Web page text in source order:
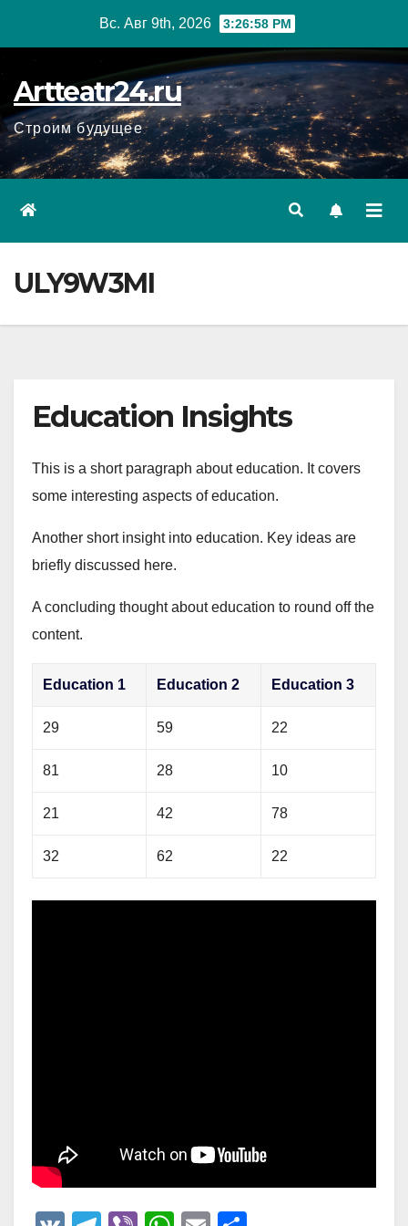
Вс. Авг 9th, 2026 3:26:59 PM
Artteatr24.ru
Строим будущее
ULY9W3MI
Education Insights
This is a short paragraph about education. It covers
some interesting aspects of education.
Another short insight into education. Key ideas are
briefly discussed here.
A concluding thought about education to round off the
content.
Education 1 Education 2 Education 3
29 59 22
81 28 10
21 42 78
32 62 22